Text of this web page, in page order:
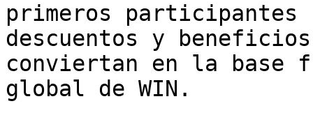
primeros participantes
descuentos y
conviertan en la base
global de WIN.